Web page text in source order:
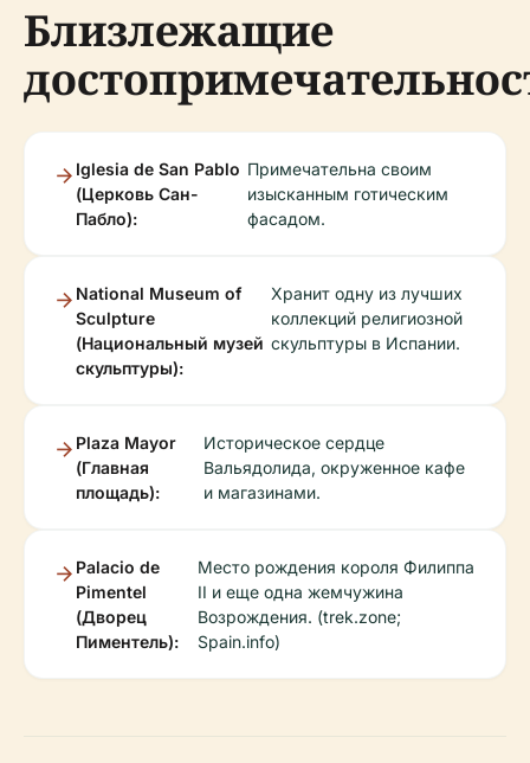
Близлежащие
Iglesia de San Pablo
(Церковь Сан-
Пабло):
Примечательна своим
изысканным готическим
фасадом.
National Museum of
Sculpture
(Национальный музей
скульптуры):
Хранит одну из лучших
коллекций религиозной
скульптуры в Испании.
Plaza Mayor
(Главная
площадь):
Историческое сердце
Вальядолида, окруженное кафе
и магазинами.
Palacio de
Pimentel
(Дворец
Пиментель):
Место рождения короля Филиппа
II и еще одна жемчужина
Возрождения. (trek.zone;
Spain.info)